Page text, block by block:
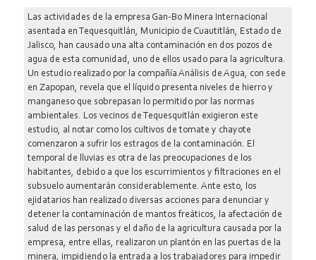
Las actividades de la empresa Gan-Bo Minera Internacional
asentada en Tequesquitlán, Municipio de Cuautitlán, Estado de
Jalisco, han causado una alta contaminación en dos pozos de
agua de esta comunidad, uno de ellos usado para la agricultura.
Un estudio realizado por la compañía Análisis de Agua, con sede
en Zapopan, revela que el líquido presenta niveles de hierro y
manganeso que sobrepasan lo permitido por las normas
ambientales. Los vecinos de Tequesquitlán exigieron este
estudio, al notar como los cultivos de tomate y chayote
comenzaron a sufrir los estragos de la contaminación. El
temporal de lluvias es otra de las preocupaciones de los
habitantes, debido a que los escurrimientos y filtraciones en el
subsuelo aumentarán considerablemente. Ante esto, los
ejidatarios han realizado diversas acciones para denunciar y
detener la contaminación de mantos freáticos, la afectación de
salud de las personas y el daño de la agricultura causada por la
empresa, entre ellas, realizaron un plantón en las puertas de la
minera, impidiendo la entrada a los trabajadores para impedir